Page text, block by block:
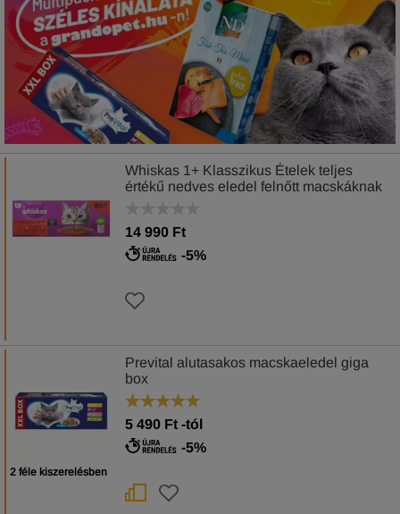
Whiskas 1+ Klasszikus Ételek teljes
értékű nedves eledel felnőtt macskáknak
14 990 Ft
-5%
2 féle kiszerelésben
Prevital alutasakos macskaeledel giga
box
5 490 Ft -tól
-5%